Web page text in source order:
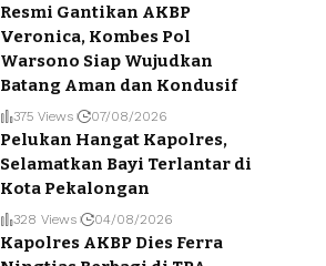
Resmi Gantikan AKBP
Veronica, Kombes Pol
Warsono Siap Wujudkan
Batang Aman dan Kondusif
375 Views 07/08/2026
Pelukan Hangat Kapolres,
Selamatkan Bayi Terlantar di
Kota Pekalongan
328 Views 04/08/2026
Kapolres AKBP Dies Ferra